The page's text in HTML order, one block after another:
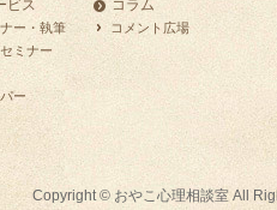
ビス
ー・執筆
ミナー
ー
コラム
コメント広場
Copyright © おやこ心理相談室 All